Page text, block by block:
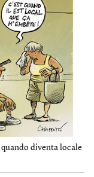
diventa locale